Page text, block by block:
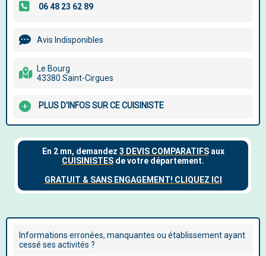
Avis Indisponibles
Le Bourg
43380 Saint-Cirgues
PLUS D'INFOS SUR CE CUISINISTE
Informations erronées, manquantes ou établissement ayant
cessé ses activités ?